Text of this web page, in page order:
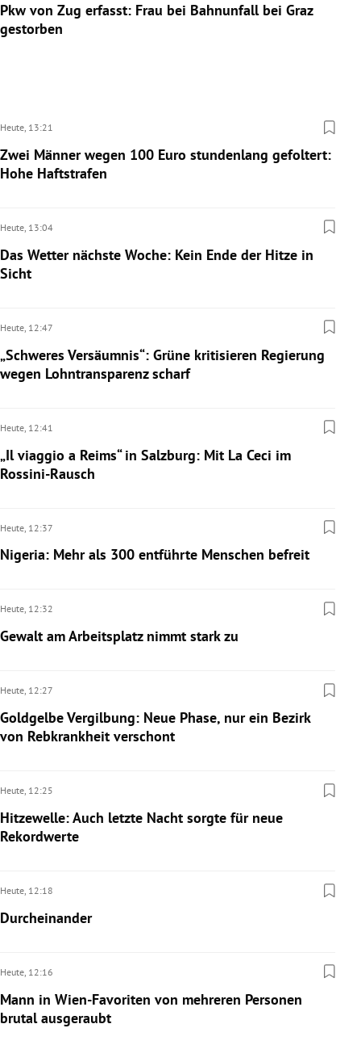
Pkw von Zug erfasst: Frau bei Bahnunfall bei Graz
gestorben
Heute, 13:21
Zwei Männer wegen 100 Euro stundenlang gefoltert:
Hohe Haftstrafen
Heute, 13:04
Das Wetter nächste Woche: Kein Ende der Hitze in
Sicht
Heute, 12:47
„Schweres Versäumnis“: Grüne kritisieren Regierung
wegen Lohntransparenz scharf
Heute, 12:41
„Il viaggio a Reims“ in Salzburg: Mit La Ceci im
Rossini-Rausch
Heute, 12:37
Nigeria: Mehr als 300 entführte Menschen befreit
Heute, 12:32
Gewalt am Arbeitsplatz nimmt stark zu
Heute, 12:27
Goldgelbe Vergilbung: Neue Phase, nur ein Bezirk
von Rebkrankheit verschont
Heute, 12:25
Hitzewelle: Auch letzte Nacht sorgte für neue
Rekordwerte
Heute, 12:18
Durcheinander
Heute, 12:16
Mann in Wien-Favoriten von mehreren Personen
brutal ausgeraubt